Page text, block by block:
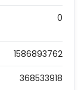
0
1586893762
368533918